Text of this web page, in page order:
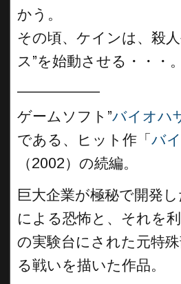
かう。
その頃、ケインは、殺
ス”を始動させる・・・。
ゲームソフト”バイオハ
である、ヒット作「 バ
（2002）の続編。
巨大企業が極秘で開発
による恐怖と、それを
の実験台にされた元特
る戦いを描いた作品。